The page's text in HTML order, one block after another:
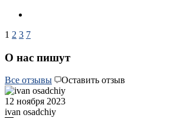
1 2 3 7
О нас пишут
Все отзывы Оставить отзыв
12 ноября 2023
ivan osadchiy